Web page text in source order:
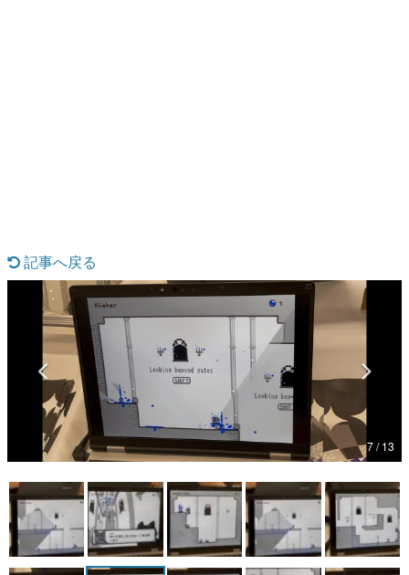
具体的な形から解き明かしていく、硬派で骨太な評論連載
です。
ゲームが変えた日本語
「経験値」「裏技」「ラスボス」… ゲームにまつわる言葉
の起源や用法の変遷を、コンピューター文化史研究家・タ
イニーP氏が徹底調査。
カテゴリ
特集記事
マンガ
女性向け
アプリレビュー
記事へ戻る
7 / 13